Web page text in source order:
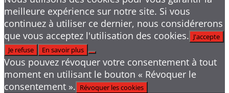
meilleure expérience sur notre site. Si vous
continuez à utiliser ce dernier, nous considérerons
que vous acceptez l'utilisation des cookies. J'accepte
Je refuse
En savoir plus
Vous pouvez révoquer votre consentement à tout
moment en utilisant le bouton « Révoquer le
consentement ». Révoquer les cookies